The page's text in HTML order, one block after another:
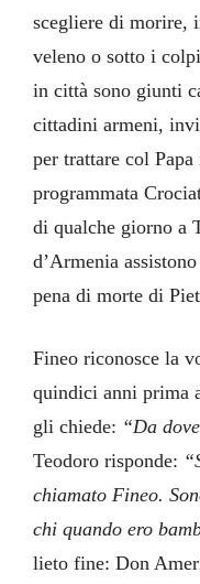
scegliere di morire,
veleno o sotto i
in città sono giunti
cittadini armeni,
per trattare col
programmata
di qualche giorno a
d’Armenia
pena di morte di
Fineo riconosce la
quindici anni prima
gli chiede: “Da
Teodoro risponde:
chiamato Fineo.
chi quando ero
lieto fine: Don